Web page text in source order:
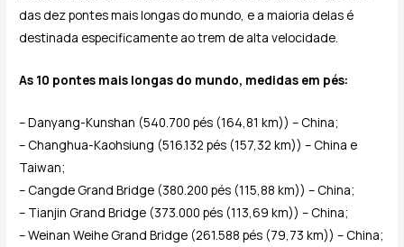
das dez pontes mais longas do mundo, e a maioria delas é
destinada especificamente ao trem de alta velocidade.
As 10 pontes mais longas do mundo, medidas em pés:
– Danyang-Kunshan (540.700 pés (164,81 km)) – China;
– Changhua-Kaohsiung (516.132 pés (157,32 km)) – China e
Taiwan;
– Cangde Grand Bridge (380.200 pés (115,88 km)) – China;
– Tianjin Grand Bridge (373.000 pés (113,69 km)) – China;
– Weinan Weihe Grand Bridge (261.588 pés (79,73 km)) – China;